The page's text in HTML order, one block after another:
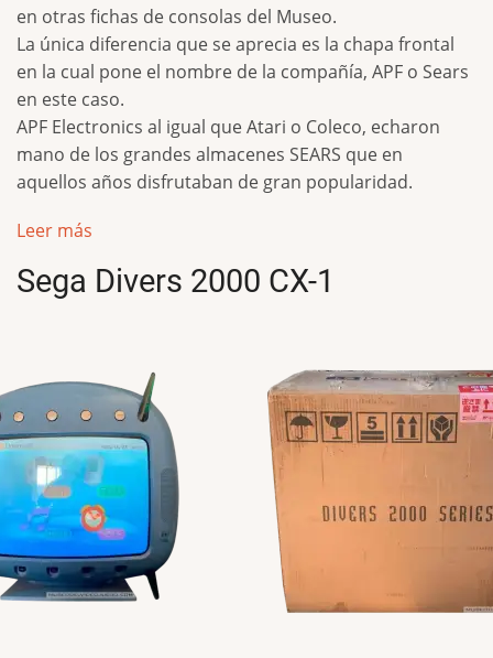
en otras fichas de consolas del Museo.
La única diferencia que se aprecia es la chapa frontal
en la cual pone el nombre de la compañía, APF o Sears
en este caso.
APF Electronics al igual que Atari o Coleco, echaron
mano de los grandes almacenes SEARS que en
aquellos años disfrutaban de gran popularidad.
Leer más
Sega Divers 2000 CX-1